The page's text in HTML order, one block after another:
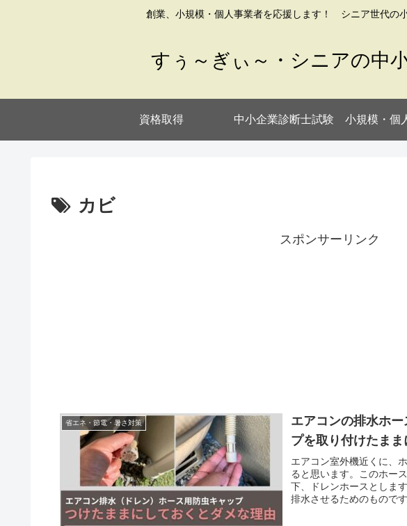
創業、小規模・個人事業者を応援します！ シニア世代の
すぅ～ぎぃ～・シニアの中
資格取得 中小企業診断士試験 小規模・個
カビ
スポンサーリンク
省エネ・節電・暑さ対策
エアコンの排水ホ
プを取り付けたま
エアコン室外機近くに、
ると思います。このホー
下、ドレンホースとしま
排水させるためのもので